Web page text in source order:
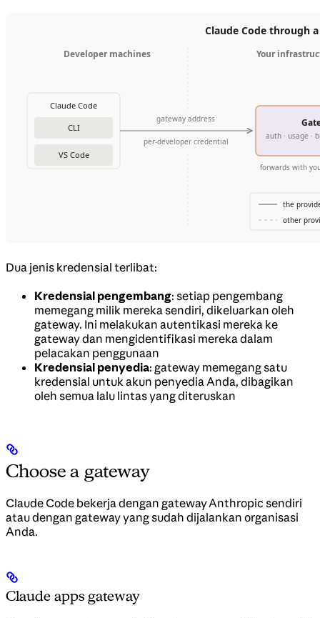
Dua jenis kredensial terlibat:
Kredensial pengembang: setiap pengembang
memegang milik mereka sendiri, dikeluarkan oleh
gateway. Ini melakukan autentikasi mereka ke
gateway dan mengidentifikasi mereka dalam
pelacakan penggunaan
Kredensial penyedia: gateway memegang satu
kredensial untuk akun penyedia Anda, dibagikan
oleh semua lalu lintas yang diteruskan
Choose a gateway
Claude Code bekerja dengan gateway Anthropic sendiri
atau dengan gateway yang sudah dijalankan organisasi
Anda.
Claude apps gateway